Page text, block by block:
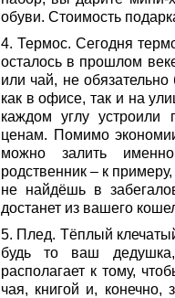
обуви. Стоимость
4. Термос. Сегодня
осталось в прошлом
или чай, не
как в офисе, так и на
каждом углу
ценам. Помимо
можно залить
родственник – к
не найдёшь в
достанет из вашего
5. Плед. Тёплый
будь то ваш
располагает к тому,
чая, книгой и, конечно,